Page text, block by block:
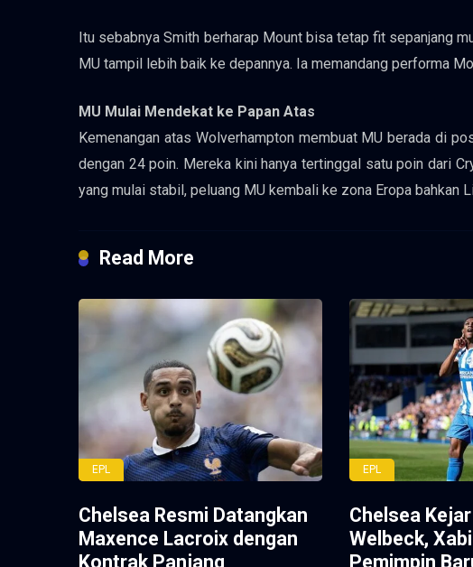
Itu sebabnya Smith berharap Mount bisa tetap fit sepanjang
MU tampil lebih baik ke depannya. Ia memandang performa
MU Mulai Mendekat ke Papan Atas
Kemenangan atas Wolverhampton membuat MU berada di
dengan 24 poin. Mereka kini hanya tertinggal satu poin dari
yang mulai stabil, peluang MU kembali ke zona Eropa bahkan
Read More
EPL
Chelsea Resmi Datangkan
Maxence Lacroix dengan
Kontrak Panjang
EPL
Chelsea
Welbeck,
Pemimpin